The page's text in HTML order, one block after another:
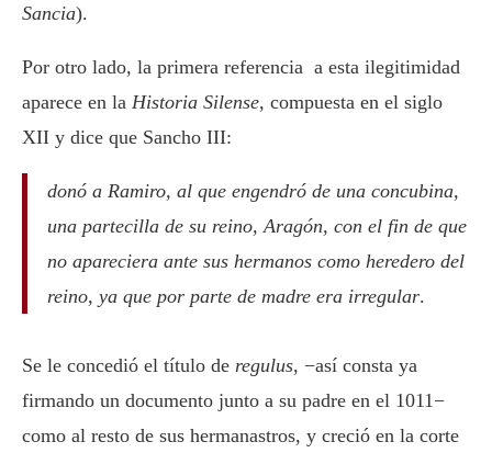
Sancia).
Por otro lado, la primera referencia a esta ilegitimidad
aparece en la Historia Silense, compuesta en el siglo
XII y dice que Sancho III:
donó a Ramiro, al que engendró de una concubina,
una partecilla de su reino, Aragón, con el fin de que
no apareciera ante sus hermanos como heredero del
reino, ya que por parte de madre era irregular.
Se le concedió el título de regulus, −así consta ya
firmando un documento junto a su padre en el 1011−
como al resto de sus hermanastros, y creció en la corte